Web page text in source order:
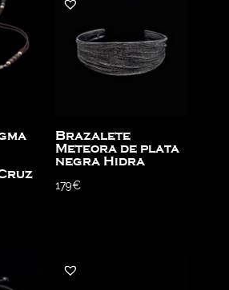
Brazalete
Meteora de plata
negra Hidra
179€